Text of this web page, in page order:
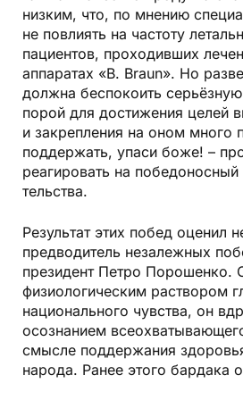
низким, что, по мнению
не повлиять на частоту
пациентов, проходивших
аппаратах «B. Braun». Но
должна беспокоить
порой для достижения целей
и закрепления на оном много
поддержать, упаси боже! –
реагировать на
тельства.
Результат этих побед оценил
предводитель незалежных
президент Петро Порошенко.
физиологическим раствором
национального чувства, он
осознанием
смысле поддержания
народа. Ранее этого бардака